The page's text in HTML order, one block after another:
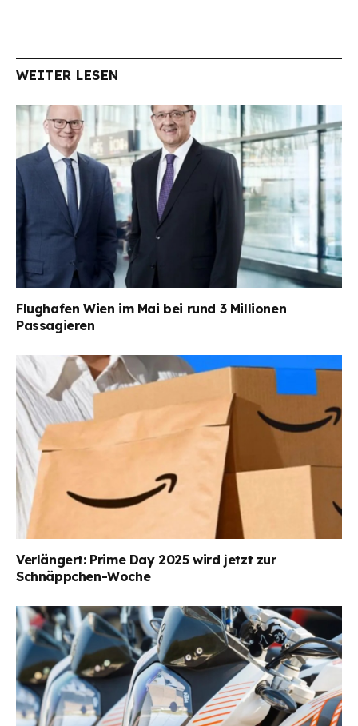
WEITER LESEN
Flughafen Wien im Mai bei rund 3 Millionen
Passagieren
Verlängert: Prime Day 2025 wird jetzt zur
Schnäppchen-Woche